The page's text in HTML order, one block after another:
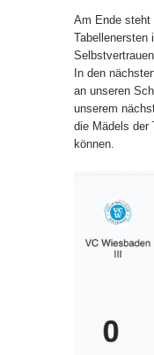
Am Ende steht
Tabellenersten
In den
an unseren
unserem
die Mädels der
können.